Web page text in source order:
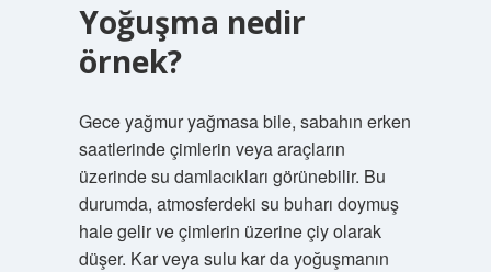
Yoğuşma nedir
örnek?
Gece yağmur yağmasa bile, sabahın erken
saatlerinde çimlerin veya araçların
üzerinde su damlacıkları görünebilir. Bu
durumda, atmosferdeki su buharı doymuş
hale gelir ve çimlerin üzerine çiy olarak
düşer. Kar veya sulu kar da yoğuşmanın